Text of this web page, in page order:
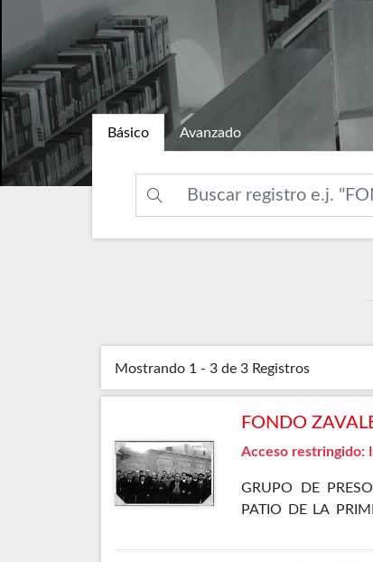
Básico Avanzado
Mostrando 1 - 3 de 3 Registros
FONDO
Acceso restringido:
GRUPO DE
PATIO DE LA
GÓMEZ OSORIO,